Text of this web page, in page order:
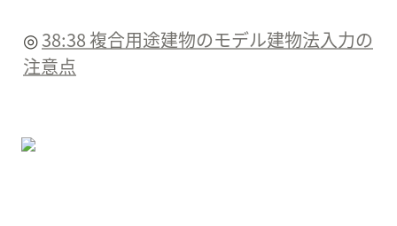
◎ 38:38 複合用途建物のモデル建物法入力の
注意点